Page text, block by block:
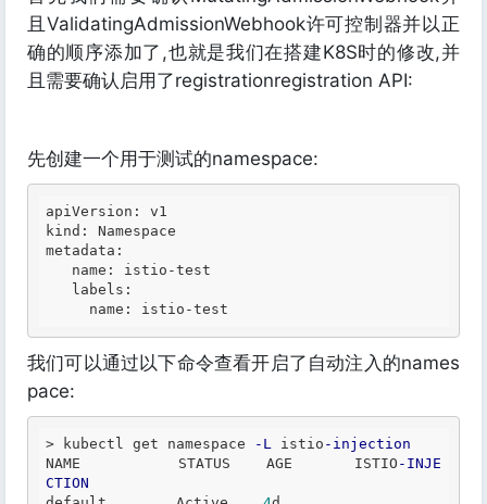
且ValidatingAdmissionWebhook许可控制器并以正
确的顺序添加了,也就是我们在搭建K8S时的修改,并
且需要确认启用了registrationregistration API:
先创建一个用于测试的namespace:
apiVersion:
kind:
metadata:
我们可以通过以下命令查看开启了自动注入的names
pace:
> kubectl get namespace -L istio -injection
NAME           STATUS    AGE       ISTIO -INJE
CTION